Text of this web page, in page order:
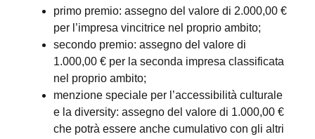
primo premio: assegno del valore di 2.000,00 €
per l’impresa vincitrice nel proprio ambito;
secondo premio: assegno del valore di
1.000,00 € per la seconda impresa classificata
nel proprio ambito;
menzione speciale per l’accessibilità culturale
e la diversity: assegno del valore di 1.000,00 €
che potrà essere anche cumulativo con gli altri